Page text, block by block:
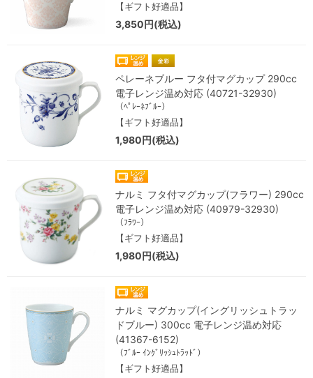
【ギフト好適品】
3,850円(税込)
ペレーネブルー フタ付マグカップ 290cc
電子レンジ温め対応 (40721-32930)
（ﾍﾟﾚｰﾈﾌﾞﾙｰ）
【ギフト好適品】
1,980円(税込)
ナルミ フタ付マグカップ(フラワー) 290cc
電子レンジ温め対応 (40979-32930)
（ﾌﾗﾜｰ）
【ギフト好適品】
1,980円(税込)
ナルミ マグカップ(イングリッシュトラッ
ドブルー) 300cc 電子レンジ温め対応
(41367-6152)
（ﾌﾞﾙｰ ｲﾝｸﾞﾘｯｼｭﾄﾗｯﾄﾞ）
【ギフト好適品】